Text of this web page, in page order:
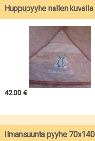
42.00 €
Ilmansuunta pyyhe 70x140